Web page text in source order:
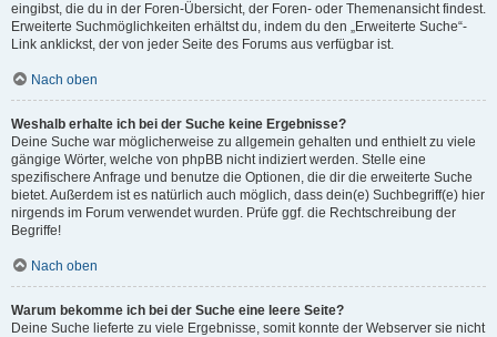
eingibst, die du in der Foren-Übersicht, der Foren- oder Themenansicht findest.
Erweiterte Suchmöglichkeiten erhältst du, indem du den „Erweiterte Suche“-
Link anklickst, der von jeder Seite des Forums aus verfügbar ist.
Nach oben
Weshalb erhalte ich bei der Suche keine Ergebnisse?
Deine Suche war möglicherweise zu allgemein gehalten und enthielt zu viele
gängige Wörter, welche von phpBB nicht indiziert werden. Stelle eine
spezifischere Anfrage und benutze die Optionen, die dir die erweiterte Suche
bietet. Außerdem ist es natürlich auch möglich, dass dein(e) Suchbegriff(e) hier
nirgends im Forum verwendet wurden. Prüfe ggf. die Rechtschreibung der
Begriffe!
Nach oben
Warum bekomme ich bei der Suche eine leere Seite?
Deine Suche lieferte zu viele Ergebnisse, somit konnte der Webserver sie nicht